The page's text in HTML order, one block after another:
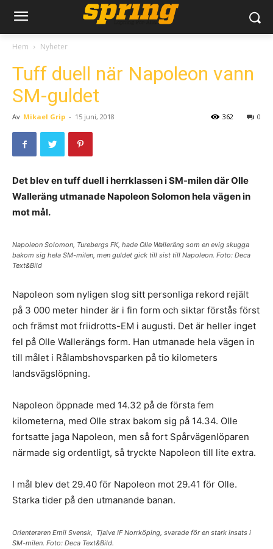
Hem Nyheter
Tuff duell när Napoleon vann
SM-guldet
Av Mikael Grip - 15 juni, 2018 0
362
Det blev en tuff duell i herrklassen i SM-milen där Olle
Walleräng utmanade Napoleon Solomon hela vägen in
mot mål.
Napoleon Solomon, Turebergs FK, hade Olle Walleräng som en evig skugga
bakom sig hela SM-milen, men guldet gick till sist till Napoleon. Foto: Deca
Text&Bild
Napoleon som nyligen slog sitt personliga rekord rejält
på 3 000 meter hinder är i fin form och siktar förstås först
och främst mot friidrotts-EM i augusti. Det är heller inget
fel på Olle Wallerängs form. Han utmanade hela vägen in
till målet i Rålambshovsparken på tio kilometers
landsvägslöpning.
Napoleon öppnade med 14.32 på de första fem
kilometerna, med Olle strax bakom sig på 14.34. Olle
fortsatte jaga Napoleon, men så fort Spårvägenlöparen
närmade sig ordentligt, så tryckte Napoleon till lite extra.
I mål blev det 29.40 för Napoleon mot 29.41 för Olle.
Starka tider på den utmanande banan.
Orienteraren Emil Svensk, Tjalve IF Norrköping, svarade för en stark insats i
SM-milen. Foto: Deca Text&Bild.